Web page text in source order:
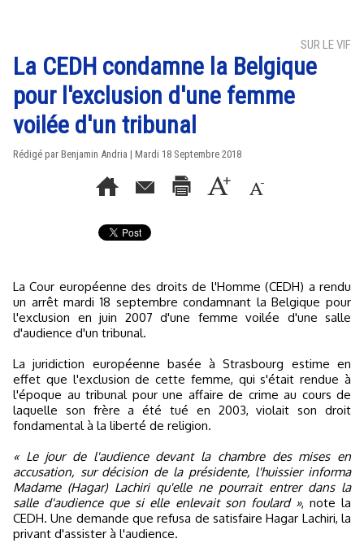
SUR LE VIF
La CEDH condamne la Belgique
pour l'exclusion d'une femme
voilée d'un tribunal
Rédigé par Benjamin Andria | Mardi 18 Septembre 2018
La Cour européenne des droits de l'Homme (CEDH) a rendu
un arrêt mardi 18 septembre condamnant la Belgique pour
l'exclusion en juin 2007 d'une femme voilée d'une salle
d'audience d'un tribunal.
La juridiction européenne basée à Strasbourg estime en
effet que l'exclusion de cette femme, qui s'était rendue à
l'époque au tribunal pour une affaire de crime au cours de
laquelle son frère a été tué en 2003, violait son droit
fondamental à la liberté de religion.
« Le jour de l'audience devant la chambre des mises en
accusation, sur décision de la présidente, l'huissier informa
Madame (Hagar) Lachiri qu'elle ne pourrait entrer dans la
salle d'audience que si elle enlevait son foulard », note la
CEDH. Une demande que refusa de satisfaire Hagar Lachiri, la
privant d'assister à l'audience.